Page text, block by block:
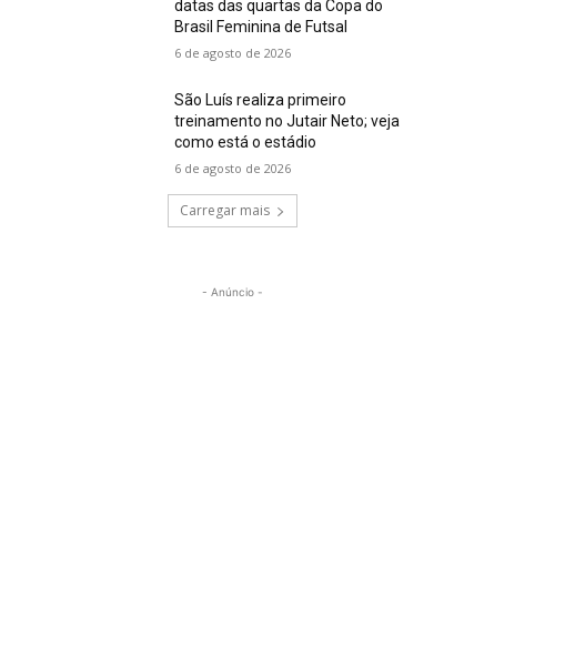
datas das quartas da Copa do
Brasil Feminina de Futsal
6 de agosto de 2026
São Luís realiza primeiro
treinamento no Jutair Neto; veja
como está o estádio
6 de agosto de 2026
Carregar mais
- Anúncio -